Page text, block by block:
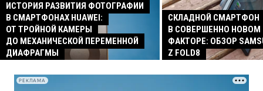
ИСТОРИЯ РАЗВИТИЯ ФОТОГРАФИИ
В СМАРТФОНАХ HUAWEI:
ОТ ТРОЙНОЙ КАМЕРЫ
ДО МЕХАНИЧЕСКОЙ ПЕРЕМЕННОЙ
ДИАФРАГМЫ
СКЛАДНОЙ СМАРТФОН
В СОВЕРШЕННО
ФАКТОРЕ: ОБЗОР
Z FOLD8
РЕКЛАМА